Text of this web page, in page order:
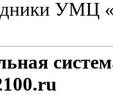
УМЦ